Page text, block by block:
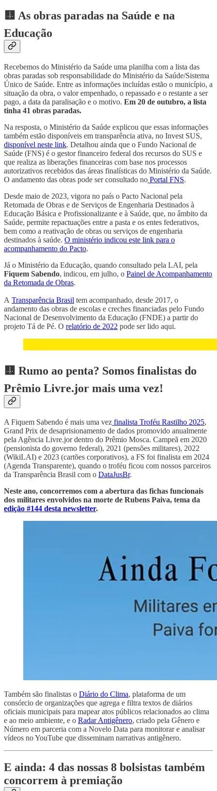
🟨 As obras paradas na Saúde e na
Educação
Recebemos do Ministério da Saúde uma planilha com a lista das
obras paradas sob responsabilidade do Ministério da Saúde/Sistema
Único de Saúde. Entre as informações incluídas estão o município, a
situação da obra, o valor empenhado, o repassado e o restante a ser
pago, a data da paralisação e o motivo. Em 20 de outubro, a lista
tinha 41 obras paradas.
Na resposta, o Ministério da Saúde explicou que essas informações
também estão disponíveis em transparência ativa, no Invest SUS,
disponível neste link. Detalhou ainda que o Fundo Nacional de
Saúde (FNS) é o gestor financeiro federal dos recursos do SUS e
que realiza as liberações financeiras com base nos processos
autorizativos recebidos das áreas finalísticas do Ministério da Saúde.
O andamento das obras pode ser consultado no Portal FNS.
Desde maio de 2023, vigora no país o Pacto Nacional pela
Retomada de Obras e de Serviços de Engenharia Destinados à
Educação Básica e Profissionalizante e à Saúde, que, no âmbito da
Saúde, permite repactuações entre a pasta e os entes federativos,
bem como a reativação de obras ou serviços de engenharia
destinados à saúde. O ministério indicou este link para o
acompanhamento do Pacto.
Já o Ministério da Educação, quando consultado pela LAI, pela
Fiquem Sabendo, indicou, em julho, o Painel de Acompanhamento
da Retomada de Obras.
A Transparência Brasil tem acompanhado, desde 2017, o
andamento das obras de escolas e creches financiadas pelo Fundo
Nacional de Desenvolvimento da Educação (FNDE) a partir do
projeto Tá de Pé. O relatório de 2022 pode ser lido aqui.
🟨 Rumo ao penta? Somos finalistas do
Prêmio Livre.jor mais uma vez!
A Fiquem Sabendo é mais uma vez finalista Troféu Rastilho 2025,
Grand Prix de desaprisionamento de dados promovido anualmente
pela Agência Livre.jor dentro do Prêmio Mosca. Campeã em 2020
(pensionista do governo federal), 2021 (pensões militares), 2022
(WikiLAI) e 2023 (cartões corporativos), a FS foi finalista em 2024
(Agenda Transparente), quando o troféu ficou com nossos parceiros
da Transparência Brasil com o DataJusBr.
Neste ano, concorremos com a abertura das fichas funcionais
dos militares envolvidos na morte de Rubens Paiva, tema da
edição #144 desta newsletter.
Também são finalistas o Diário do Clima, plataforma de um
consórcio de organizações que agrega e filtra textos de diários
oficiais municipais para mapear atos públicos relacionados ao clima
e ao meio ambiente, e o Radar Antigênero, criado pela Gênero e
Número em parceria com a Novelo Data para monitorar e analisar
vídeos no YouTube que disseminam narrativas antigênero.
E ainda: 4 das nossas 8 bolsistas também
concorrem à premiação